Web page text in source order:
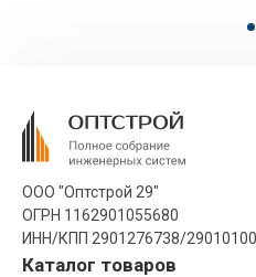
ООО "Оптстрой 29"
ОГРН 1162901055680
ИНН/КПП 2901276738/
Каталог товаров